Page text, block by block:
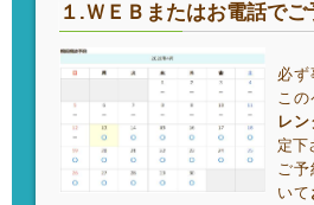
１.ＷＥＢまたはお電話でご
必ず
こ
レ
定下
ご予
いて